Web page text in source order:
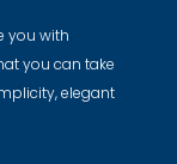
you with
you can take
elegant